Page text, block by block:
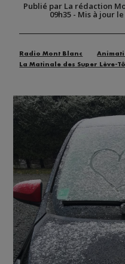
Publié par La rédaction
09h35- Mis à jour le
Radio Mont Blanc
La Matinale des Super Lève-